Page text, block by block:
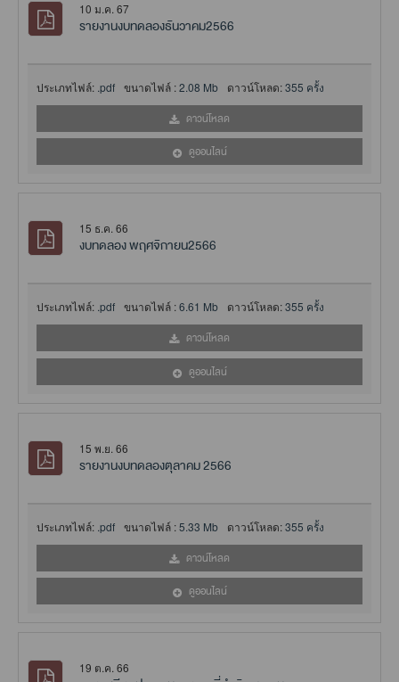
10 ม.ค. 67
รายงานงบทดลองธันวาคม2566
ประเภทไฟล์: .pdf ขนาดไฟล์ :2.08 Mb ดาวน์โหลด:355 ครั้ง
ดาวน์โหลด
ดูออนไลน์
15 ธ.ค. 66
งบทดลอง พฤศจิกายน2566
ประเภทไฟล์: .pdf ขนาดไฟล์ :6.61 Mb ดาวน์โหลด:355 ครั้ง
ดาวน์โหลด
ดูออนไลน์
15 พ.ย. 66
รายงานงบทดลองตุลาคม 2566
ประเภทไฟล์: .pdf ขนาดไฟล์ :5.33 Mb ดาวน์โหลด:355 ครั้ง
ดาวน์โหลด
ดูออนไลน์
19 ต.ค. 66